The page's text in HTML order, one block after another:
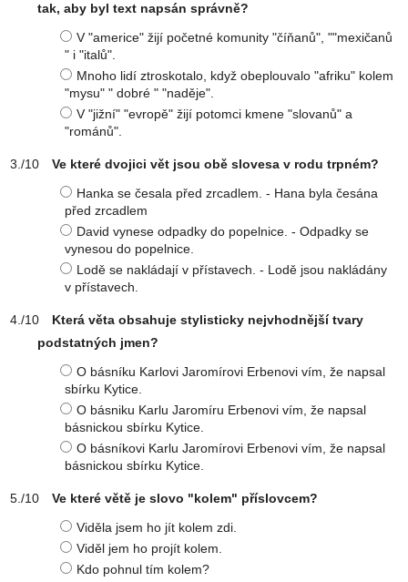
tak, aby byl text napsán správně?
V "americe" žijí početné komunity "číňanů", ""mexičanů
" i "italů".
Mnoho lidí ztroskotalo, když obeplouvalo "afriku" kolem
"mysu" " dobré " "naděje".
V "jižní" "evropě" žijí potomci kmene "slovanů" a
"románů".
Ve které dvojici vět jsou obě slovesa v rodu trpném?
Hanka se česala před zrcadlem. - Hana byla česána
před zrcadlem
David vynese odpadky do popelnice. - Odpadky se
vynesou do popelnice.
Lodě se nakládají v přístavech. - Lodě jsou nakládány
v přístavech.
Která věta obsahuje stylisticky nejvhodnější tvary
podstatných jmen?
O básníku Karlovi Jaromírovi Erbenovi vím, že napsal
sbírku Kytice.
O básniku Karlu Jaromíru Erbenovi vím, že napsal
básnickou sbírku Kytice.
O básníkovi Karlu Jaromírovi Erbenovi vím, že napsal
básnickou sbírku Kytice.
Ve které větě je slovo "kolem" příslovcem?
Viděla jsem ho jít kolem zdi.
Viděl jem ho projít kolem.
Kdo pohnul tím kolem?